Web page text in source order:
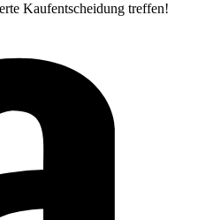
Kaufentscheidung treffen!